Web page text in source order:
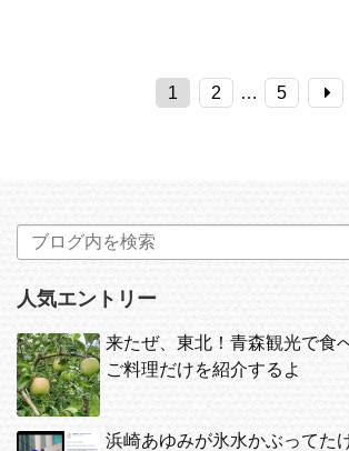
1 2 … 5
人気エントリー
来たぜ、東北！青森観光で食
ご料理だけを紹介するよ
浜崎あゆみが氷水かぶってた